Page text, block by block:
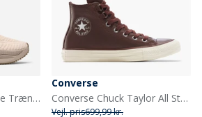
Clarks Dame Pace Rise Træningssko Light Sand
Converse
Converse Chuck Taylor All Star Hi Læder Træningssko Totally Fudged/Egret
Vejl. pris699,99 kr.